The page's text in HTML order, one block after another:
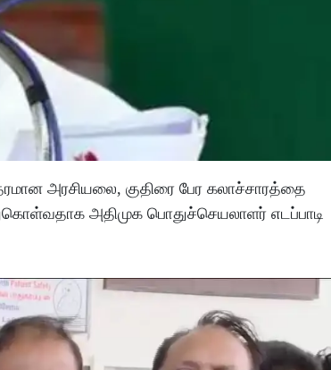
அரசியலை, குதிரை பேர கலாச்சாரத்தை
அதிமுக பொதுச்செயலாளர் எடப்பாடி